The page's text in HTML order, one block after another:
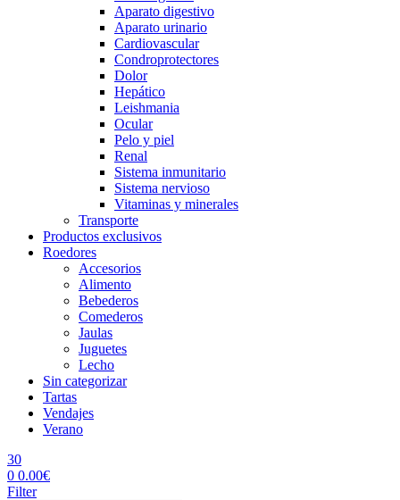
Aparato digestivo
Aparato urinario
Cardiovascular
Condroprotectores
Dolor
Hepático
Leishmania
Ocular
Pelo y piel
Renal
Sistema inmunitario
Sistema nervioso
Vitaminas y minerales
Transporte
Productos exclusivos
Roedores
Accesorios
Alimento
Bebederos
Comederos
Jaulas
Juguetes
Lecho
Sin categorizar
Tartas
Vendajes
Verano
30
0 0.00€
Menu
Filter